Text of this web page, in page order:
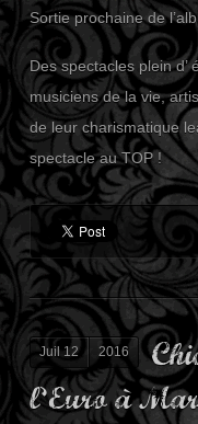
Sortie prochaine de
Des spectacles plein
musiciens de la vie,
de leur charismatique
spectacle au TOP !
Juil 12 2016
l’Euro à